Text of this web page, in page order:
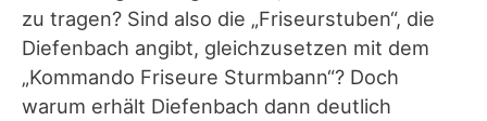
zu tragen? Sind also die „Friseurstuben“, die
Diefenbach angibt, gleichzusetzen mit dem
„Kommando Friseure Sturmbann“? Doch
warum erhält Diefenbach dann deutlich